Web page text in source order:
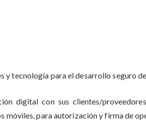
y tecnología para el desarrollo seguro
digital con sus clientes/
para autorización y firma de